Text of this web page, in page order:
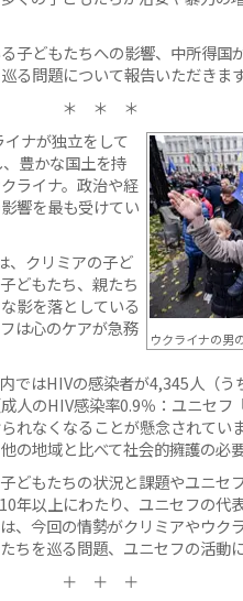
子どもたちへの影響、中所得国
る問題について報告いただきます
＊ ＊ ＊
ウクライナの男
ナが独立をして
豊かな国土を持
ライナ。政治や経
響を最も受けてい
、クリミアの子ど
どもたち、親たち
影を落としている
は心のケアが急務
ではHIVの感染者が4,345人（う
人のHIV感染率0.9％：ユニセフ
れなくなることが懸念されてい
の地域と比べて社会的擁護の必
どもたちの状況と課題やユニセ
年以上にわたり、ユニセフの代
、今回の情勢がクリミアやウク
ちを巡る問題、ユニセフの活動
＋ ＋ ＋